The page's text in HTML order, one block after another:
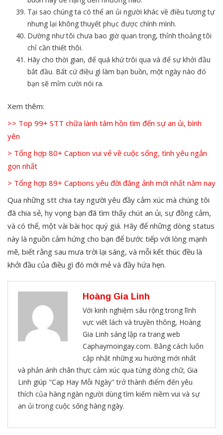
Tại sao chúng ta có thể an ủi người khác về điều tương tự
nhưng lại không thuyết phục được chính mình.
Dường như tôi chưa bao giờ quan trọng, thỉnh thoảng tôi
chỉ cần thiết thôi.
Hãy cho thời gian, để quá khứ trôi qua và để sự khởi đầu
bắt đầu. Bất cứ điều gì làm bạn buồn, một ngày nào đó
bạn sẽ mỉm cười nói ra.
Xem thêm:
>> Top 99+ STT chữa lành tâm hồn tìm đến sự an ủi, bình
yên
> Tổng hợp 80+ Caption vui vẻ về cuộc sống, tình yêu ngắn
gọn nhất
> Tổng hợp 89+ Captions yêu đời đăng ảnh mới nhất năm nay
Qua những stt chia tay người yêu đầy cảm xúc mà chúng tôi
đã chia sẻ, hy vọng bạn đã tìm thấy chút an ủi, sự đồng cảm,
và có thể, một vài bài học quý giá. Hãy để những dòng status
này là nguồn cảm hứng cho bạn để bước tiếp với lòng mạnh
mẽ, biết rằng sau mưa trời lại sáng, và mỗi kết thúc đều là
khởi đầu của điều gì đó mới mẻ và đầy hứa hẹn.
Hoàng Gia Linh
Với kinh nghiệm sâu rộng trong lĩnh
vực viết lách và truyền thông, Hoàng
Gia Linh sáng lập ra trang web
Caphaymoingay.com. Bằng cách luôn
cập nhật những xu hướng mới nhất
và phản ánh chân thực cảm xúc qua từng dòng chữ, Gia
Linh giúp "Cap Hay Mỗi Ngày" trở thành điểm đến yêu
thích của hàng ngàn người dùng tìm kiếm niềm vui và sự
an ủi trong cuộc sống hàng ngày.